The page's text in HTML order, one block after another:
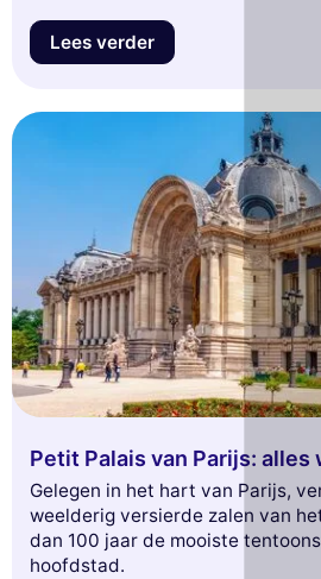
Lees verder
Petit Palais van Parijs: alles
Gelegen in het hart van Parijs,
weelderig versierde zalen van
dan 100 jaar de mooiste
hoofdstad.